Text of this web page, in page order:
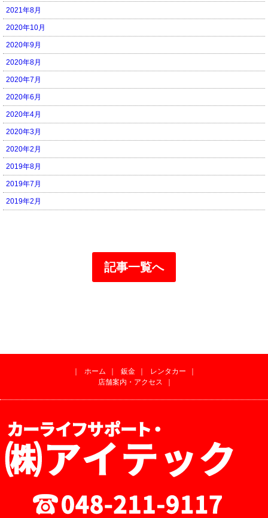
2021年8月
2020年10月
2020年9月
2020年8月
2020年7月
2020年6月
2020年4月
2020年3月
2020年2月
2019年8月
2019年7月
2019年2月
記事一覧へ
｜ ホーム ｜ 鈑金 ｜ レンタカー
｜
店舗案内・アクセス
｜